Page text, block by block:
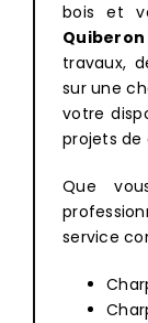
bois et
Quiberon
travaux,
sur une
votre
projets
Que
service